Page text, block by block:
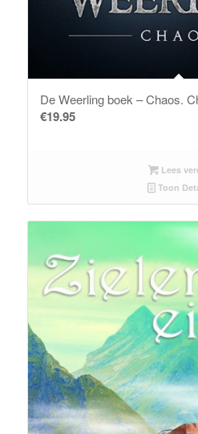
De Weerling boek – Chaos.
€19.95
Lees
Toon